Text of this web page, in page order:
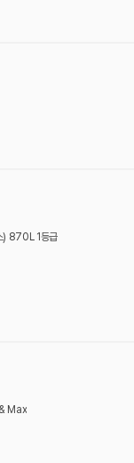
) 870L 1등급
Max